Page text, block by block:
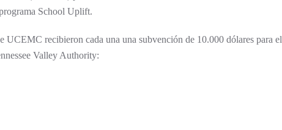
School Uplift.
UCEMC recibieron cada una una subvención de 10.000 dólares para el
Valley Authority: